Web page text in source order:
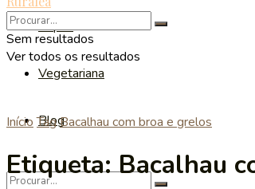
Sopas
Vegetariana
Blog
Sem resultados
Ver todos os resultados
Início TagBacalhau com broa e grelos
Etiqueta:Bacalhau